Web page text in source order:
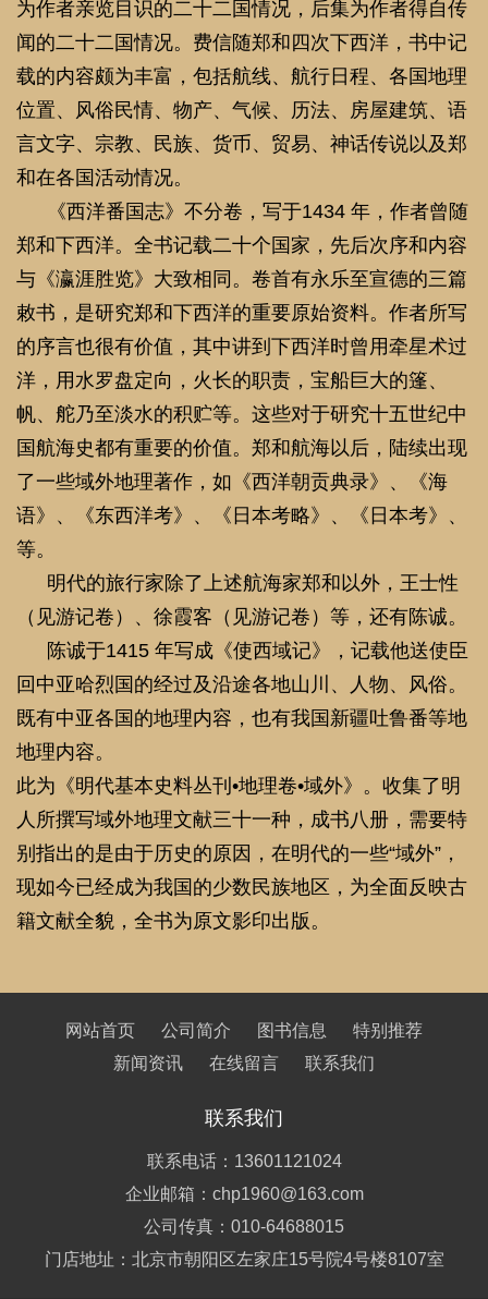
与《瀛涯胜览》大致相同。卷首有永乐至宣德的三篇
敕书，是研究郑和下西洋的重要原始资料。作者所写
的序言也很有价值，其中讲到下西洋时曾用牵星术过
洋，用水罗盘定向，火长的职责，宝船巨大的篷、
帆、舵乃至淡水的积贮等。这些对于研究十五世纪中
国航海史都有重要的价值。郑和航海以后，陆续出现
了一些域外地理著作，如《西洋朝贡典录》、《海
语》、《东西洋考》、《日本考略》、《日本考》、
等。
明代的旅行家除了上述航海家郑和以外，王士性
（见游记卷）、徐霞客（见游记卷）等，还有陈诚。
陈诚于1415 年写成《使西域记》，记载他送使臣
回中亚哈烈国的经过及沿途各地山川、人物、风俗。
既有中亚各国的地理内容，也有我国新疆吐鲁番等地
地理内容。
此为《明代基本史料丛刊•地理卷•域外》。收集了明
人所撰写域外地理文献三十一种，成书八册，需要特
别指出的是由于历史的原因，在明代的一些“域外”，
现如今已经成为我国的少数民族地区，为全面反映古
籍文献全貌，全书为原文影印出版。
网站首页 公司简介 图书信息
特别推荐
新闻资讯
在线留言 联系我们
联系我们
蝠池古籍文献fc,com 版权所有 © 未经许可 严禁复制